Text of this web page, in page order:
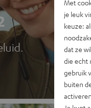
Met
je leuk
keuze:
dat ze
die echt
gebruik
buiten